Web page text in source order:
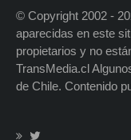
© Copyright 2002 -
aparecidas en este
propietarios y no
TransMedia.cl
de Chile. Contenido